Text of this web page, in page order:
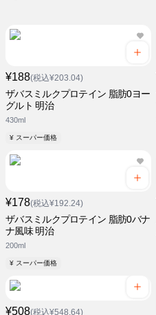
¥188(税込¥203.04)
ザバスミルクプロテイン 脂肪0ヨー
グルト 明治
430ml
¥ スーパー価格
¥178(税込¥192.24)
ザバスミルクプロテイン 脂肪0バナ
ナ風味 明治
200ml
¥ スーパー価格
¥508(税込¥548.64)